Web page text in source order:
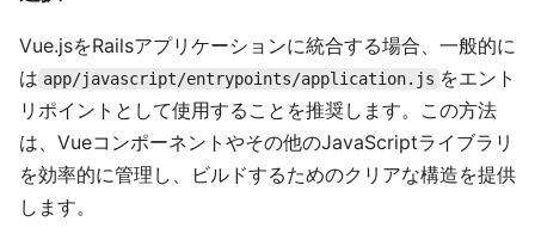
Vue.jsをRailsアプリケーションに統合する場合、一般的に
は app/javascript/entrypoints/application.js をエント
リポイントとして使用することを推奨します。この方法
は、Vueコンポーネントやその他のJavaScriptライブラリ
を効率的に管理し、ビルドするためのクリアな構造を提供
します。